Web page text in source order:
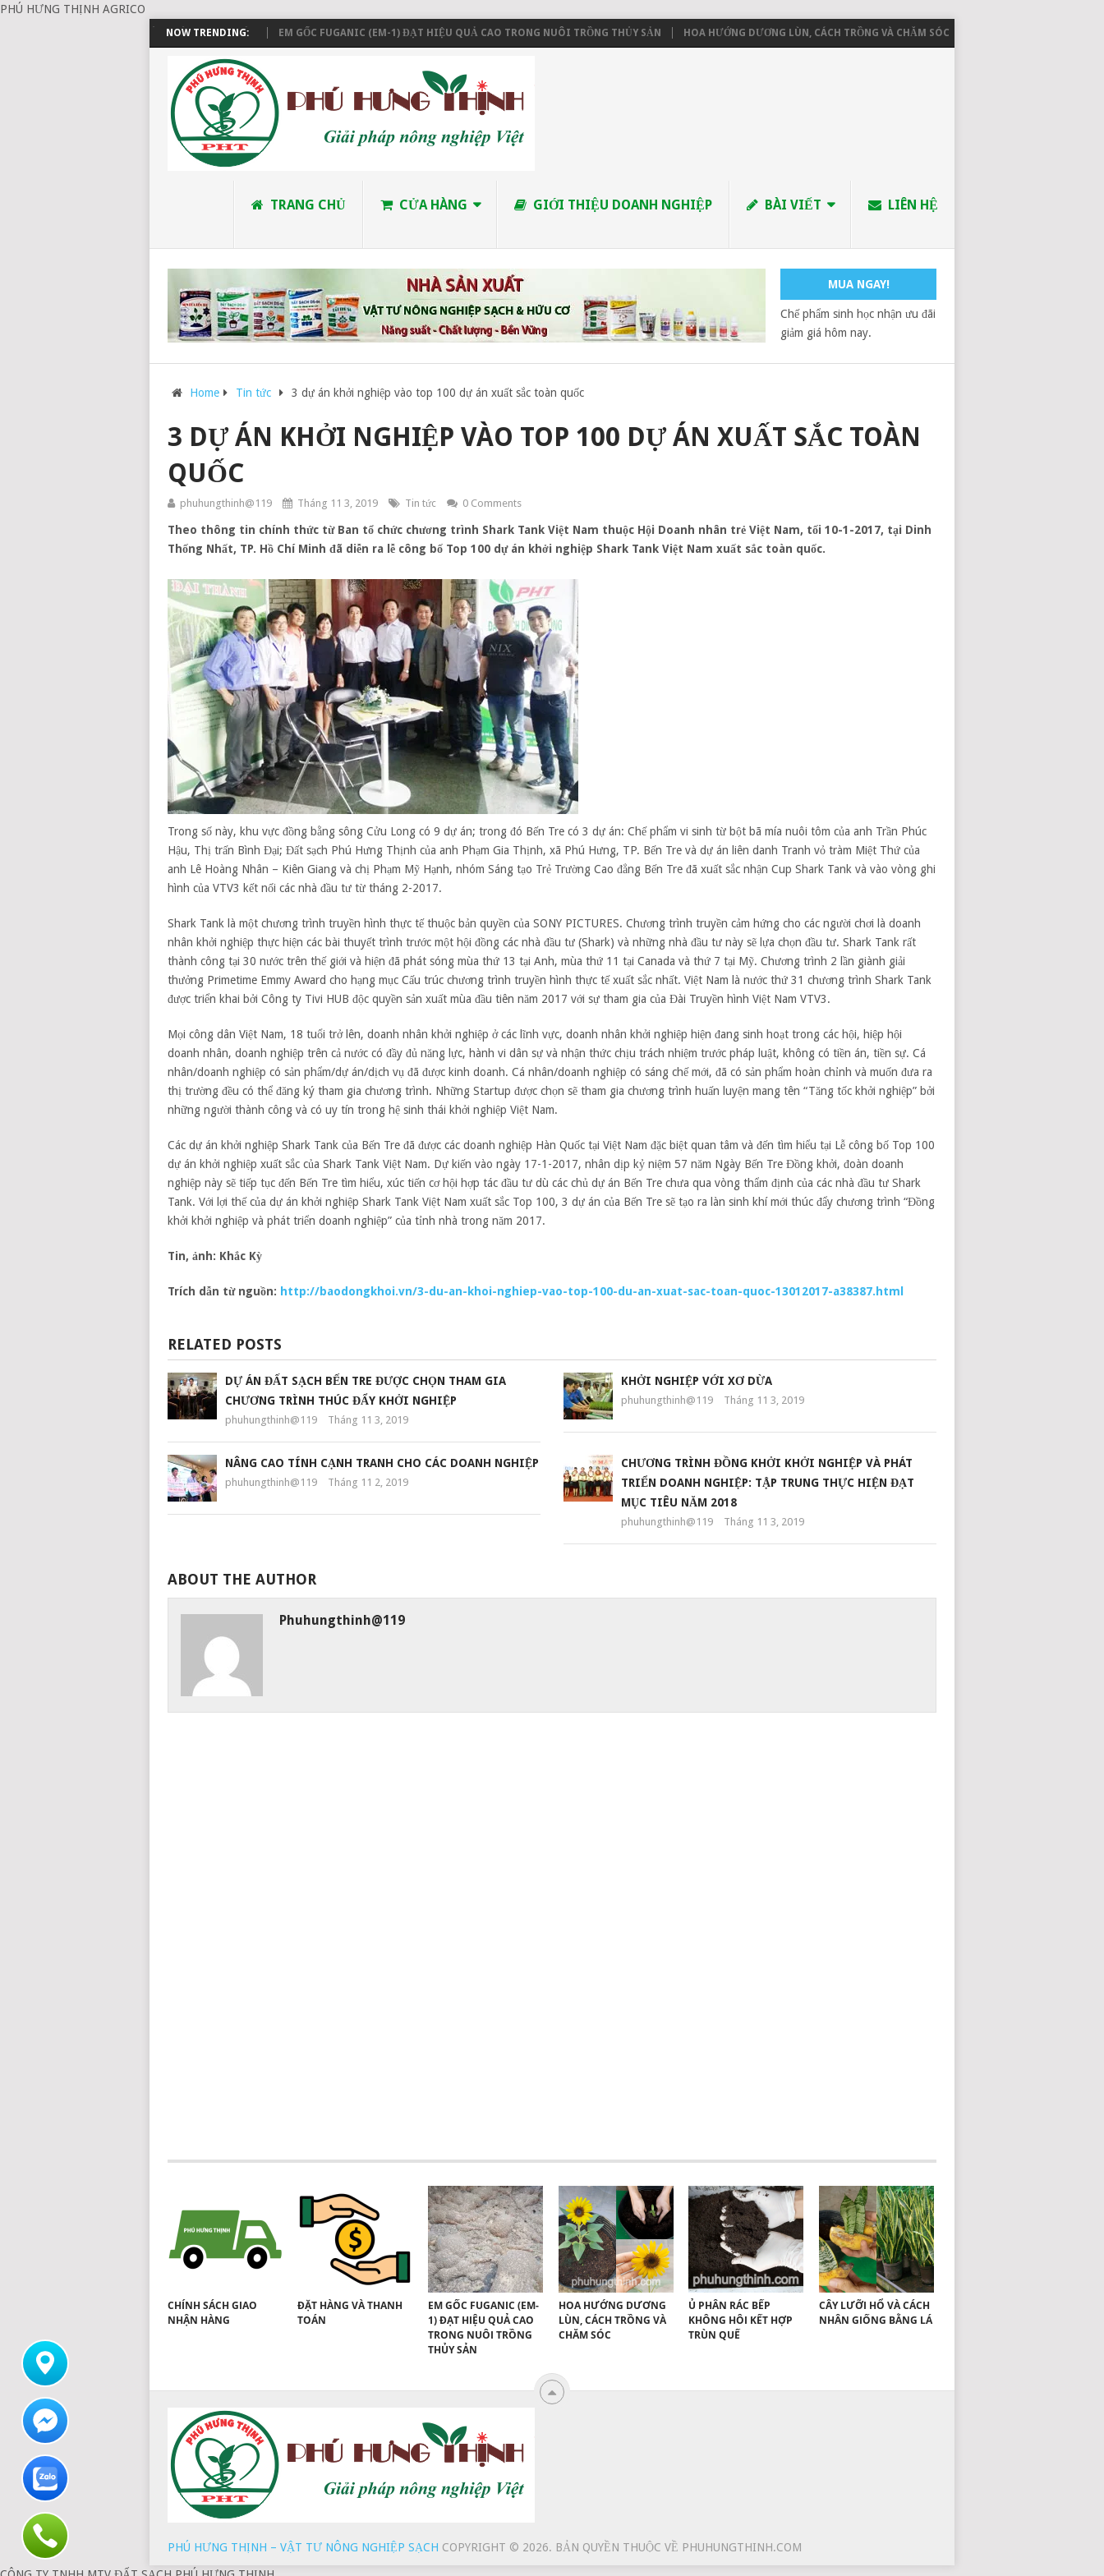
PHÚ HƯNG THỊNH AGRICO
NOW TRENDING:
ĐẶT HÀNG VÀ THANH TOÁN EM GỐC FUGANIC (EM-1) ĐẠT HIỆU QUẢ CAO TRONG NUÔI TRỒNG THỦY SẢN HOA HƯỚNG DƯƠNG LÙN, CÁCH TRỒNG VÀ CHĂM SÓC CHÍNH SÁCH GIAO NHẬN HÀNG
TRANG CHỦ CỬA HÀNG GIỚI THIỆU DOANH NGHIỆP BÀI VIẾT LIÊN HỆ
MUA NGAY!
Chế phẩm sinh học nhận ưu đãi
giảm giá hôm nay.
Home Tin tức 3 dự án khởi nghiệp vào top 100 dự án xuất sắc toàn quốc
3 DỰ ÁN KHỞI NGHIỆP VÀO TOP 100 DỰ ÁN XUẤT SẮC TOÀN
QUỐC
phuhungthinh@119 Tháng 11 3, 2019 Tin tức 0 Comments
Theo thông tin chính thức từ Ban tổ chức chương trình Shark Tank Việt Nam thuộc Hội Doanh nhân trẻ Việt Nam, tối 10-1-2017, tại Dinh
Thống Nhất, TP. Hồ Chí Minh đã diễn ra lễ công bố Top 100 dự án khởi nghiệp Shark Tank Việt Nam xuất sắc toàn quốc.
Trong số này, khu vực đồng bằng sông Cửu Long có 9 dự án; trong đó Bến Tre có 3 dự án: Chế phẩm vi sinh từ bột bã mía nuôi tôm của anh Trần Phúc
Hậu, Thị trấn Bình Đại; Đất sạch Phú Hưng Thịnh của anh Phạm Gia Thịnh, xã Phú Hưng, TP. Bến Tre và dự án liên danh Tranh vỏ tràm Miệt Thứ của
anh Lê Hoàng Nhân – Kiên Giang và chị Phạm Mỹ Hạnh, nhóm Sáng tạo Trẻ Trường Cao đẳng Bến Tre đã xuất sắc nhận Cup Shark Tank và vào vòng ghi
hình của VTV3 kết nối các nhà đầu tư từ tháng 2-2017.
Shark Tank là một chương trình truyền hình thực tế thuộc bản quyền của SONY PICTURES. Chương trình truyền cảm hứng cho các người chơi là doanh
nhân khởi nghiệp thực hiện các bài thuyết trình trước một hội đồng các nhà đầu tư (Shark) và những nhà đầu tư này sẽ lựa chọn đầu tư. Shark Tank rất
thành công tại 30 nước trên thế giới và hiện đã phát sóng mùa thứ 13 tại Anh, mùa thứ 11 tại Canada và thứ 7 tại Mỹ. Chương trình 2 lần giành giải
thưởng Primetime Emmy Award cho hạng mục Cấu trúc chương trình truyền hình thực tế xuất sắc nhất. Việt Nam là nước thứ 31 chương trình Shark Tank
được triển khai bởi Công ty Tivi HUB độc quyền sản xuất mùa đầu tiên năm 2017 với sự tham gia của Đài Truyền hình Việt Nam VTV3.
Mọi công dân Việt Nam, 18 tuổi trở lên, doanh nhân khởi nghiệp ở các lĩnh vực, doanh nhân khởi nghiệp hiện đang sinh hoạt trong các hội, hiệp hội
doanh nhân, doanh nghiệp trên cả nước có đầy đủ năng lực, hành vi dân sự và nhận thức chịu trách nhiệm trước pháp luật, không có tiền án, tiền sự. Cá
nhân/doanh nghiệp có sản phẩm/dự án/dịch vụ đã được kinh doanh. Cá nhân/doanh nghiệp có sáng chế mới, đã có sản phẩm hoàn chỉnh và muốn đưa ra
thị trường đều có thể đăng ký tham gia chương trình. Những Startup được chọn sẽ tham gia chương trình huấn luyện mang tên “Tăng tốc khởi nghiệp” bởi
những người thành công và có uy tín trong hệ sinh thái khởi nghiệp Việt Nam.
Các dự án khởi nghiệp Shark Tank của Bến Tre đã được các doanh nghiệp Hàn Quốc tại Việt Nam đặc biệt quan tâm và đến tìm hiểu tại Lễ công bố Top 100
dự án khởi nghiệp xuất sắc của Shark Tank Việt Nam. Dự kiến vào ngày 17-1-2017, nhân dịp kỷ niệm 57 năm Ngày Bến Tre Đồng khởi, đoàn doanh
nghiệp này sẽ tiếp tục đến Bến Tre tìm hiểu, xúc tiến cơ hội hợp tác đầu tư dù các chủ dự án Bến Tre chưa qua vòng thẩm định của các nhà đầu tư Shark
Tank. Với lợi thế của dự án khởi nghiệp Shark Tank Việt Nam xuất sắc Top 100, 3 dự án của Bến Tre sẽ tạo ra làn sinh khí mới thúc đẩy chương trình “Đồng
khởi khởi nghiệp và phát triển doanh nghiệp” của tỉnh nhà trong năm 2017.
Tin, ảnh: Khắc Kỳ
Trích dẫn từ nguồn: http://baodongkhoi.vn/3-du-an-khoi-nghiep-vao-top-100-du-an-xuat-sac-toan-quoc-13012017-a38387.html
RELATED POSTS
DỰ ÁN ĐẤT SẠCH BẾN TRE ĐƯỢC CHỌN THAM GIA
CHƯƠNG TRÌNH THÚC ĐẨY KHỞI NGHIỆP
phuhungthinh@119 Tháng 11 3, 2019
KHỞI NGHIỆP VỚI XƠ DỪA
phuhungthinh@119 Tháng 11 3, 2019
NÂNG CAO TÍNH CẠNH TRANH CHO CÁC DOANH NGHIỆP
phuhungthinh@119 Tháng 11 2, 2019
CHƯƠNG TRÌNH ĐỒNG KHỞI KHỞI NGHIỆP VÀ PHÁT
TRIỂN DOANH NGHIỆP: TẬP TRUNG THỰC HIỆN ĐẠT
MỤC TIÊU NĂM 2018
phuhungthinh@119 Tháng 11 3, 2019
ABOUT THE AUTHOR
Phuhungthinh@119
CHÍNH SÁCH GIAO
NHẬN HÀNG
ĐẶT HÀNG VÀ THANH
TOÁN
EM GỐC FUGANIC (EM-
1) ĐẠT HIỆU QUẢ CAO
TRONG NUÔI TRỒNG
THỦY SẢN
HOA HƯỚNG DƯƠNG
LÙN, CÁCH TRỒNG VÀ
CHĂM SÓC
Ủ PHÂN RÁC BẾP
KHÔNG HÔI KẾT HỢP
TRÙN QUẾ
CÂY LƯỠI HỔ VÀ CÁCH
NHÂN GIỐNG BẰNG LÁ
PHÚ HƯNG THỊNH – VẬT TƯ NÔNG NGHIỆP SẠCH COPYRIGHT © 2026. BẢN QUYỀN THUỘC VỀ PHUHUNGTHINH.COM